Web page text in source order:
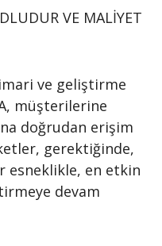
VE MALİYET
ve geliştirme
müşterilerine
doğrudan erişim
gerektiğinde,
esneklikle, en etkin
devam